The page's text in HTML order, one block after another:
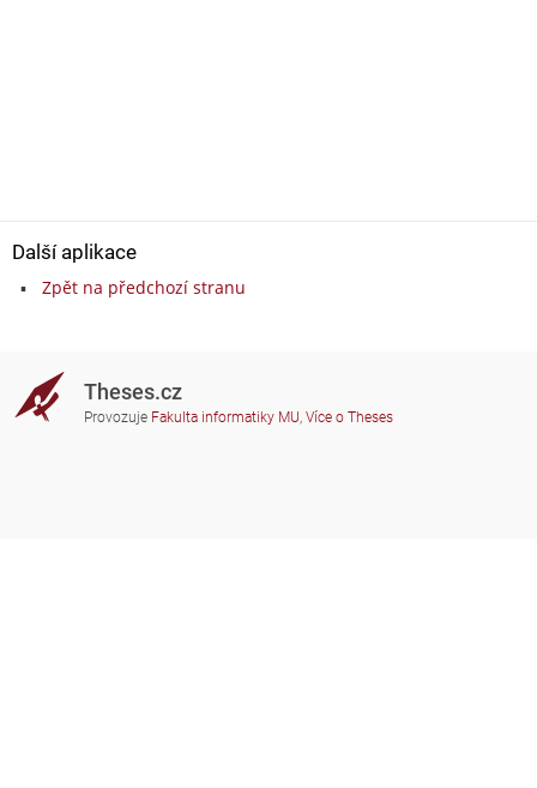
Další aplikace
Zpět na předchozí stranu
Theses.cz
Provozuje Fakulta informatiky MU, Více o Theses